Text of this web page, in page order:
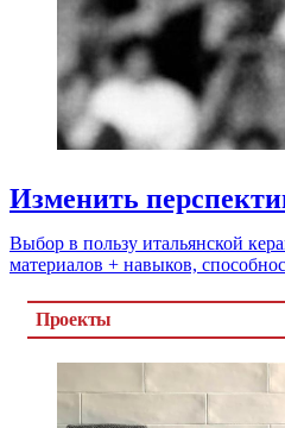
Изменить
Выбор в пользу итальянской
материалов + навыков,
Проекты